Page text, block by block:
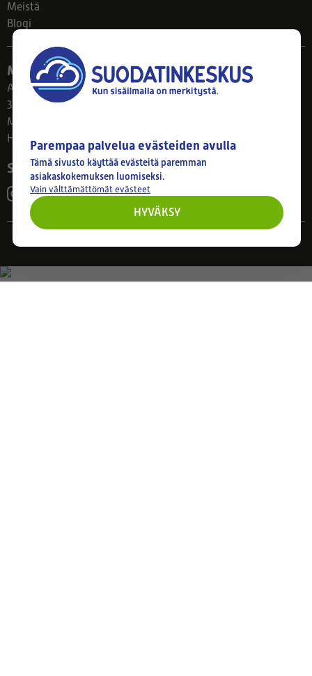
Meistä
Blogi
Myymälä
Ahlmanintie 61
33800 Tampere
Ma–Pe 8–17
Huom! Myymälän poikkeusaukiolot: 27.7.-21.8. klo 8-16
Seuraa meitä
Parempaa palvelua evästeiden avulla
Tämä sivusto käyttää evästeitä paremman
asiakaskokemuksen luomiseksi.
Vain välttämättömät evästeet
HYVÄKSY